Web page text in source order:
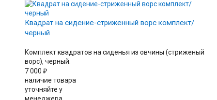
Квадрат на сидение-стриженный ворс комплект/
черный
Комплект квадратов на сиденья из овчины (стриженый
ворс), черный.
7 000 ₽
наличие товара
уточняйте у